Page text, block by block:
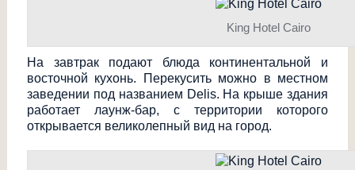
King Hotel Cairo
На завтрак подают блюда континентальной и
восточной кухонь. Перекусить можно в местном
заведении под названием Delis. На крыше здания
работает лаунж-бар, с территории которого
открывается великолепный вид на город.